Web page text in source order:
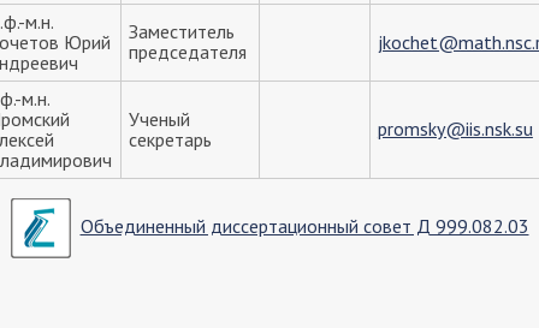
м.н.
Юрий
Заместитель
председателя
м.н.
Ученый
секретарь
promsky@iis.nsk.su
Объединенный диссертационный совет Д 999.082.03